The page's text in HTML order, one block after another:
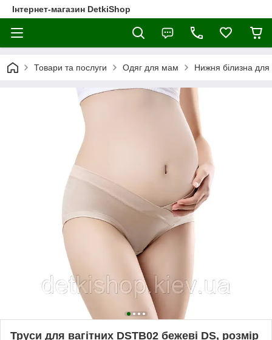
Інтернет-магазин DetkiShop
Товари та послуги Одяг для мам Нижня білизна для
Труси для вагітних DSTB02 бежеві DS, розмір